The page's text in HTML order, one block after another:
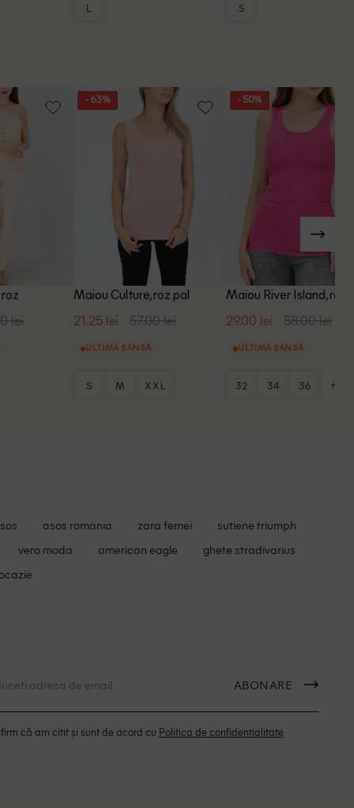
L S
lei
- 63%
Maiou Culture, roz pal
21.25 lei 57.00 lei
ULTIMA ȘANSĂ
S M XXL
- 50%
Maiou River Island, roz
29.00 lei 58.00 lei
ULTIMA ȘANSĂ
32 34 36 +2
asos romania zara femei
sutiene triumph
vero moda american eagle
ghete stradivarius
ABONARE
că am citit și sunt de acord cu Politica de confidentialitate